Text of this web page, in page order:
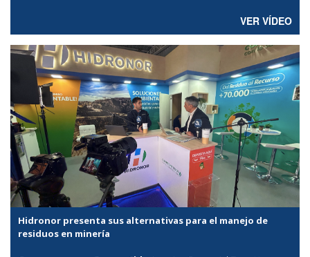
VER VÍDEO
Hidronor presenta sus alternativas para el manejo de
residuos en minería